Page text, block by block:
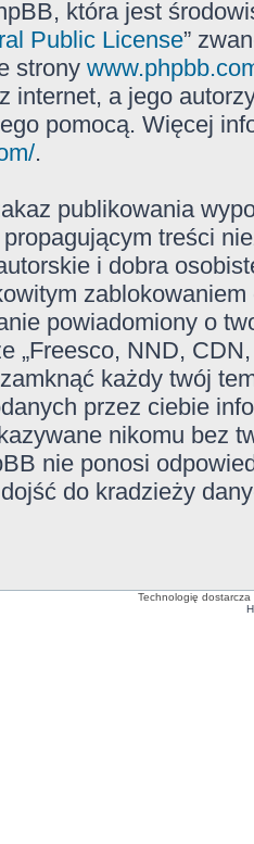
która jest
Public License”
strony
internet, a jego
pomocą. Więcej
.
publikowania
treści
i dobra
powiadomiony o
„Freesco, NND,
każdy twój
przez ciebie
nikomu bez
nie ponosi
do kradzieży
Technologię dostarcza